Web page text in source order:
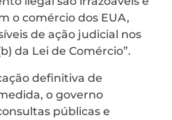
o comércio dos EUA,
de ação judicial nos
da Lei de Comércio”.
definitiva de
o governo
públicas e